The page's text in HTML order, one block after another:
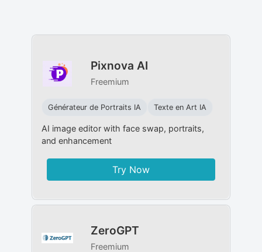
Pixnova AI
Freemium
Générateur de Portraits IA Texte en Art IA
AI image editor with face swap, portraits,
and enhancement
Try Now
ZeroGPT
Freemium